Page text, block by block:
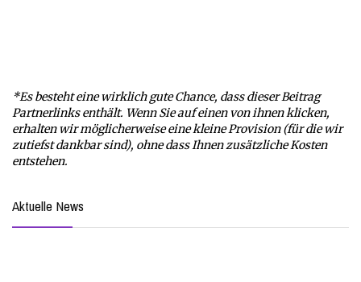
*Es besteht eine wirklich gute Chance, dass dieser Beitrag
Partnerlinks enthält. Wenn Sie auf einen von ihnen klicken,
erhalten wir möglicherweise eine kleine Provision (für die wir
zutiefst dankbar sind), ohne dass Ihnen zusätzliche Kosten
entstehen.
Aktuelle News